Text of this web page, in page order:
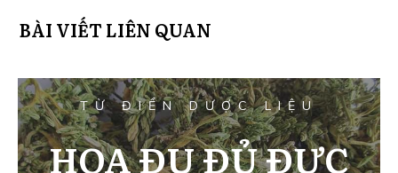
BÀI VIẾT LIÊN QUAN
TỪ ĐIỂN DƯỢC LIỆU
HOA ĐU ĐỦ ĐỰC